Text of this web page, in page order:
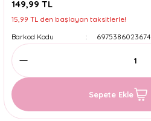
149,99 TL
15,99 TL den başlayan taksitlerle!
Barkod Kodu
6975386023674
Sepete Ekle